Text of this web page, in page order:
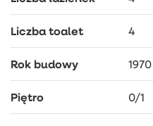
dwie łazienki.
Przyziemie:
piwnica z kotłownią,
pomieszczenia
Liczba toalet 4
Rok budowy 1970
Piętro 0/1